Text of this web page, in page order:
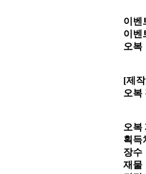
이벤
이벤
오복
[제
오복
오복
획득
장수
재물